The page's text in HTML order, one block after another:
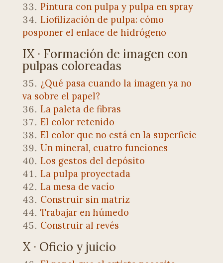
Pintura con pulpa y pulpa en spray
Liofilización de pulpa: cómo
posponer el enlace de hidrógeno
IX · Formación de imagen con
pulpas coloreadas
¿Qué pasa cuando la imagen ya no
va sobre el papel?
La paleta de fibras
El color retenido
El color que no está en la superficie
Un mineral, cuatro funciones
Los gestos del depósito
La pulpa proyectada
La mesa de vacío
Construir sin matriz
Trabajar en húmedo
Construir al revés
X · Oficio y juicio